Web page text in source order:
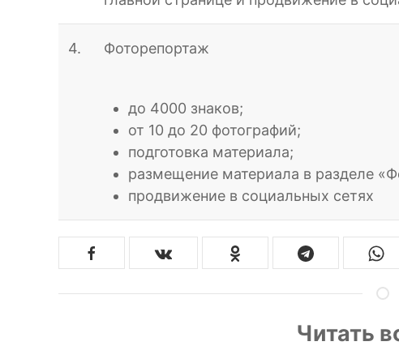
4. Фоторепортаж
до 4000 знаков;
от 10 до 20 фотографий;
подготовка материала;
размещение материала в разделе
продвижение в социальных сетях
Читать